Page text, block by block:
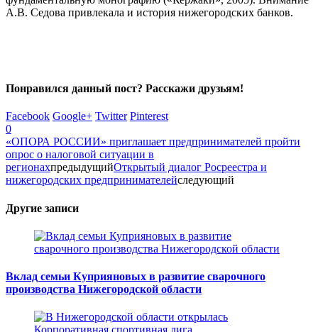
А.В. Седова привлекала и история нижегородских банков.
Понравился данный пост? Расскажи друзьям!
Facebook Google+ Twitter Pinterest
0
«ОПОРА РОССИИ» приглашает предпринимателей пройти
опрос о налоговой ситуации в
регионахпредыдущийОткрытый диалог Росреестра и
нижегородских предпринимателейследующий
Другие записи
Вклад семьи Куприяновых в развитие сварочного
производства Нижегородской области